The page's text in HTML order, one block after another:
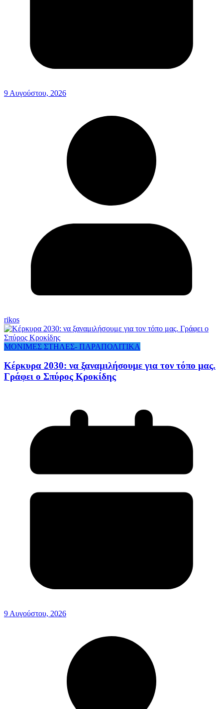
9 Αυγούστου, 2026
rikos
ΜΟΝΙΜΕΣ ΣΤΗΛΕΣ- ΠΑΡΑΠΟΛΙΤΙΚΑ
Κέρκυρα 2030: να ξαναμιλήσουμε για τον τόπο μας.
Γράφει ο Σπύρος Κροκίδης
9 Αυγούστου, 2026